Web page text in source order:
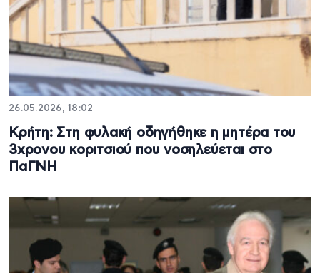
26.05.2026, 18:02
Κρήτη: Στη φυλακή οδηγήθηκε η μητέρα του
3χρονου κοριτσιού που νοσηλεύεται στο
ΠαΓΝΗ